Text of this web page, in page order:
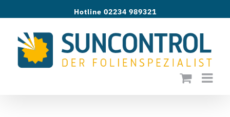
springen
Hotline 02234 989321